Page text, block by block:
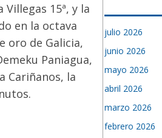
15ª, y la
en la octava
oro de Galicia,
Paniagua,
Cariñanos, la
julio 2026
junio 2026
mayo 2026
abril 2026
marzo 2026
febrero 2026